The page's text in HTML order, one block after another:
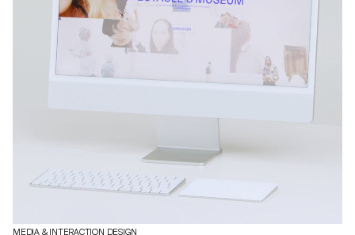
MEDIA & INTERACTION DESIGN